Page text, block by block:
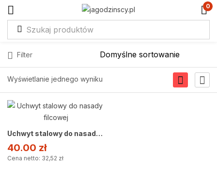
0
Wyświetlanie jednego wyniku
Filter
Uchwyt stalowy do nasady filcowej
40.00 zł
Cena netto: 32,52 zł